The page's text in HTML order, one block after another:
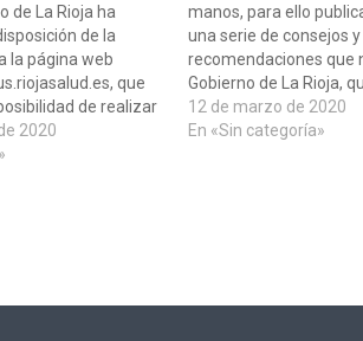
de La Rioja ha
de la
la página web
que
de realizar
personal de la
asociada al
2020
manos, para ello
una serie de consejos y
recomendaciones que
Gobierno de La Rioja,
esperamos sirva para
contagios, con respecto
12 de marzo de 2020
En «Sin categoría»